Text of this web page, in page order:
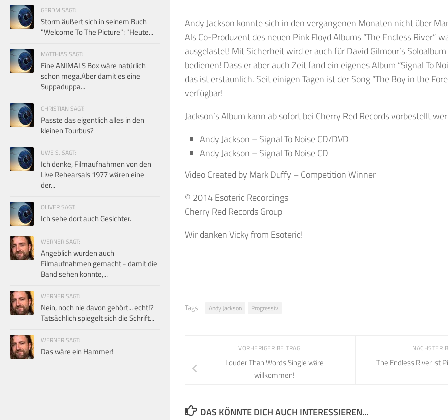
Andy Jackson konnte sich in den vergangenen Monaten nicht über
Als Co-Produzent des neuen Pink Floyd Albums “The Endless River”
ausgelastet! Mit Sicherheit wird er auch für David Gilmour’s
bedienen! Dass er aber auch Zeit fand ein eigenes Album “Signal To
das ist erstaunlich. Seit einigen Tagen ist der Song “The Boy in the
verfügbar!
Jackson’s Album kann ab sofort bei Cherry Red Records vorbestellt
Andy Jackson – Signal To Noise CD/DVD
Andy Jackson – Signal To Noise CD
Video Created by Mark Duffy – Competition Winner
© 2014 Esoteric Recordings
Cherry Red Records Group
Wir danken Vicky from Esoteric!
Tags: Andy Jackson Progressiv
NÄCHSTER
The Endless River ist
VORHERIGER BEITRAG
Louder Than Words Single wäre
willkommen!
DAS KÖNNTE DICH AUCH INTERESSIEREN...
GERDM SAGT:
Storm äußert sich in seinem Buch
"Welcome To The Picture": "Heute...
MATTHIAS SAGT:
Eine ANIMALS Box wäre natürlich
schon mega.Aber damit es eine
Suppaduppa...
CHRISTIAN SAGT:
Passte das eigentlich alles in den
kleinen Tourbus?
UWE S. SAGT:
Ich denke, Filmaufnahmen von den
Live Rehearsals 1977 wären eine
der...
OLIVER SAGT:
Ich sehe dort auch Gesichter.
WERNER SAGT:
Angeblich wurden auch
Filmaufnahmen gemacht - damit die
Band sehen konnte,...
WERNER SAGT:
Nein, noch nie davon gehört... echt!?
Tatsächlich spiegelt sich die Schrift...
WERNER SAGT:
Das wäre ein Hammer!